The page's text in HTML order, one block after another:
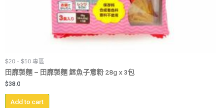
$20 - $50 專區
田靡製麵 – 田靡製麵 鱈魚子意粉 28g x 3包
$38.0
Add to cart